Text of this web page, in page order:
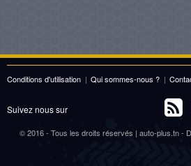
Conditions d'utilisation | Qui sommes-nous ? |
Suivez nous sur
© 2016 - Tous les droits réservés | auto-plus.tn -